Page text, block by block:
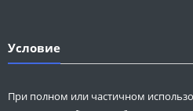
Условие
При полном или частичном